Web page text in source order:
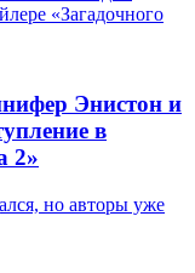
«Загадочного
Энистон и
в
2»
но авторы уже